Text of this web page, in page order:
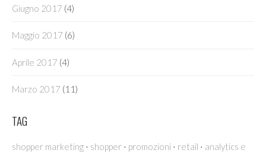
Giugno 2017 (4)
Maggio 2017 (6)
Aprile 2017 (4)
Marzo 2017 (11)
TAG
shopper marketing · shopper · promozioni · retail · analytics e